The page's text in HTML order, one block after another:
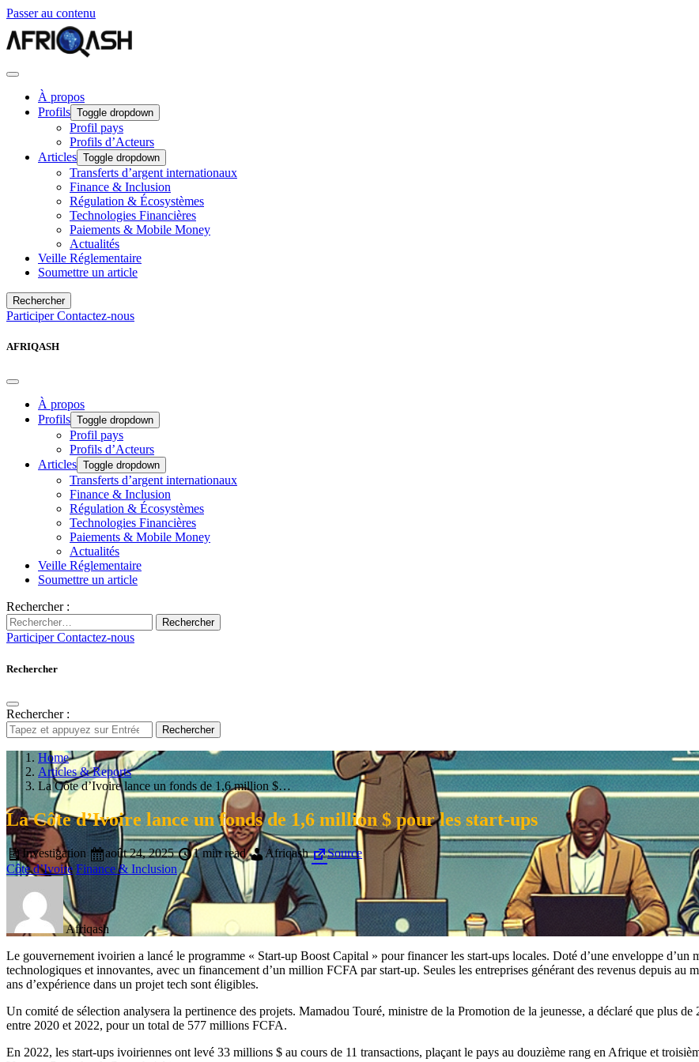
Passer au contenu
À propos
Profils Toggle dropdown
Profil pays
Profils d’Acteurs
Articles Toggle dropdown
Transferts d’argent internationaux
Finance & Inclusion
Régulation & Écosystèmes
Technologies Financières
Paiements & Mobile Money
Actualités
Veille Réglementaire
Soumettre un article
Rechercher
ParticiperContactez-nous
AFRIQASH
À propos
Profils Toggle dropdown
Profil pays
Profils d’Acteurs
Articles Toggle dropdown
Transferts d’argent internationaux
Finance & Inclusion
Régulation & Écosystèmes
Technologies Financières
Paiements & Mobile Money
Actualités
Veille Réglementaire
Soumettre un article
Rechercher :
Rechercher
ParticiperContactez-nous
Rechercher
Rechercher :
Rechercher
Home
Articles & Reports
La Côte d’Ivoire lance un fonds de 1,6 million $…
La Côte d’Ivoire lance un fonds de 1,6 million $ pour les start-ups
Investigation août 24, 2025 1 min read Afriqash
Source
Côte d’Ivoire Finance & Inclusion
Afriqash
Le gouvernement ivoirien a lancé le programme « Start-up Boost Capital » pour financer les start-ups locales. Doté d’une enveloppe
technologiques et innovantes, avec un financement d’un million FCFA par start-up. Seules les entreprises générant des revenus depuis au
ans d’expérience dans un projet tech sont éligibles.
Un comité de sélection analysera la pertinence des projets. Mamadou Touré, ministre de la Promotion de la jeunesse, a déclaré que plus
entre 2020 et 2022, pour un total de 577 millions FCFA.
En 2022, les start-ups ivoiriennes ont levé 33 millions $ au cours de 11 transactions, plaçant le pays au douzième rang en Afrique et